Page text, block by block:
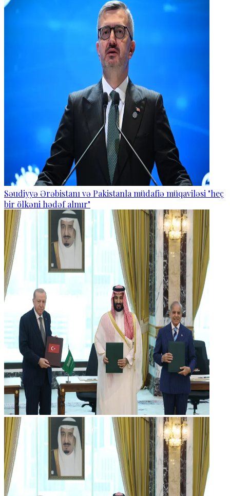
Səudiyyə Ərəbistanı və Pakistanla müdafiə müqaviləsi "heç
bir ölkəni hədəf almır"